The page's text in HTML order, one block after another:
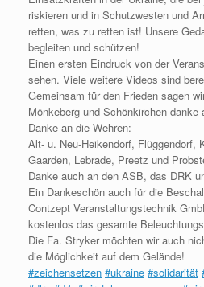
riskieren und in Schutzwesten und
retten, was zu retten ist! Unsere
begleiten und schützen!
Einen ersten Eindruck von der
sehen. Viele weitere Videos sind
Gemeinsam für den Frieden sagen
Mönkeberg und Schönkirchen danke
Danke an die Wehren:
Alt- u. Neu-Heikendorf, Flüggendorf,
Gaarden, Lebrade, Preetz und
Danke auch an den ASB, das DRK
Ein Dankeschön auch für die
Contzept Veranstaltungstechnik
kostenlos das gesamte
Die Fa. Stryker möchten wir auch
die Möglichkeit auf dem Gelände!
#zeichensetzen #ukraine #solidarität